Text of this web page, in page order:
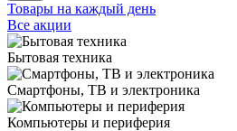
Товары на каждый день
Все акции
Бытовая техника
Смартфоны, ТВ и электроника
Компьютеры и периферия